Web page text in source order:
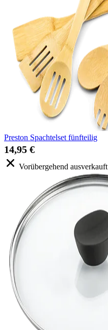
Preston Spachtelset fünfteilig
14,95 €
Vorübergehend ausverkauft